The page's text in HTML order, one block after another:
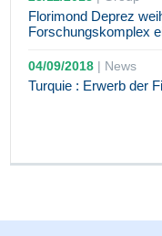
Florimond Deprez
Forschungskomplex
04/09/2018 | News
Turquie : Erwerb der